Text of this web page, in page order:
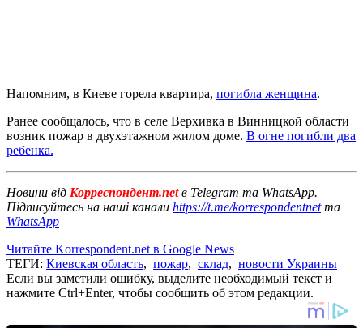
Напомним, в Киеве горела квартира, погибла женщина.
Ранее сообщалось, что в селе Верхивка в Винницкой области
возник пожар в двухэтажном жилом доме. В огне погибли два
ребенка.
Новини від Корреспондент.netв Telegram та WhatsApp.
Підписуйтесь на наші канали https://t.me/korrespondentnetта
WhatsApp
Читайте Korrespondent.net в Google News
ТЕГИ: Киевская область, пожар, склад, новости Украины
Если вы заметили ошибку, выделите необходимый текст и
нажмите Ctrl+Enter, чтобы сообщить об этом редакции.